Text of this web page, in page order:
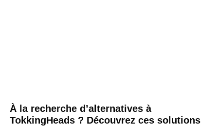
À la recherche d’alternatives à
TokkingHeads ? Découvrez ces solutions